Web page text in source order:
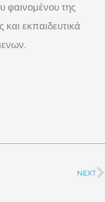
φαινομένου της
εκπαιδευτικά
NEXT